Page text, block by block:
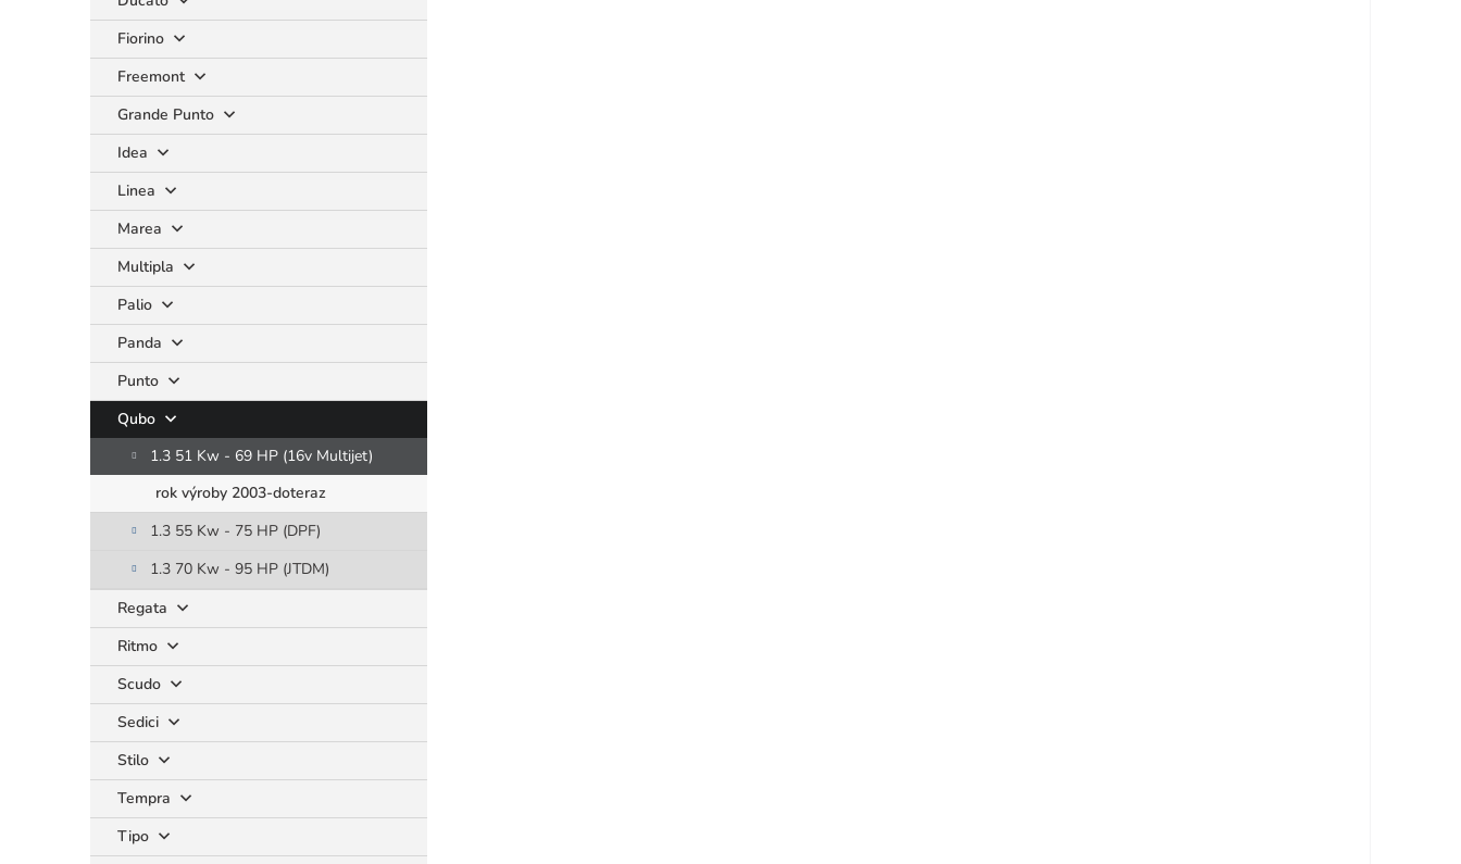
Fiorino
Freemont
Grande Punto
Idea
Linea
Marea
Multipla
Palio
Panda
Punto
Qubo
1.3 51 Kw - 69 HP (16v Multijet)
rok výroby 2003-doteraz
1.3 55 Kw - 75 HP (DPF)
1.3 70 Kw - 95 HP (JTDM)
Regata
Ritmo
Scudo
Sedici
Stilo
Tempra
Tipo